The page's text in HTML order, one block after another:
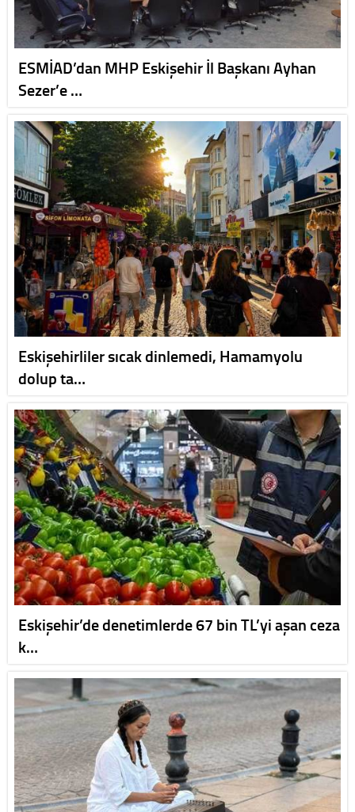
ESMİAD’dan MHP Eskişehir İl Başkanı Ayhan
Sezer’e …
Eskişehirliler sıcak dinlemedi, Hamamyolu
dolup ta…
Eskişehir’de denetimlerde 67 bin TL’yi aşan ceza
k…